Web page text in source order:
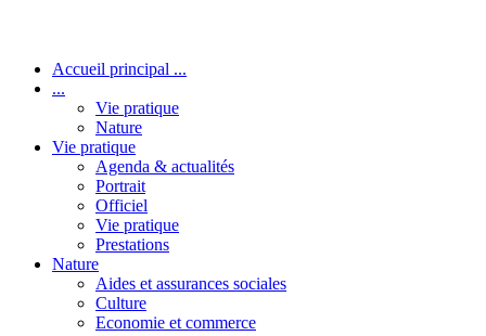
Accueil principal ...
...
Vie pratique
Nature
Vie pratique
Agenda & actualités
Portrait
Officiel
Vie pratique
Prestations
Nature
Aides et assurances sociales
Culture
Economie et commerce